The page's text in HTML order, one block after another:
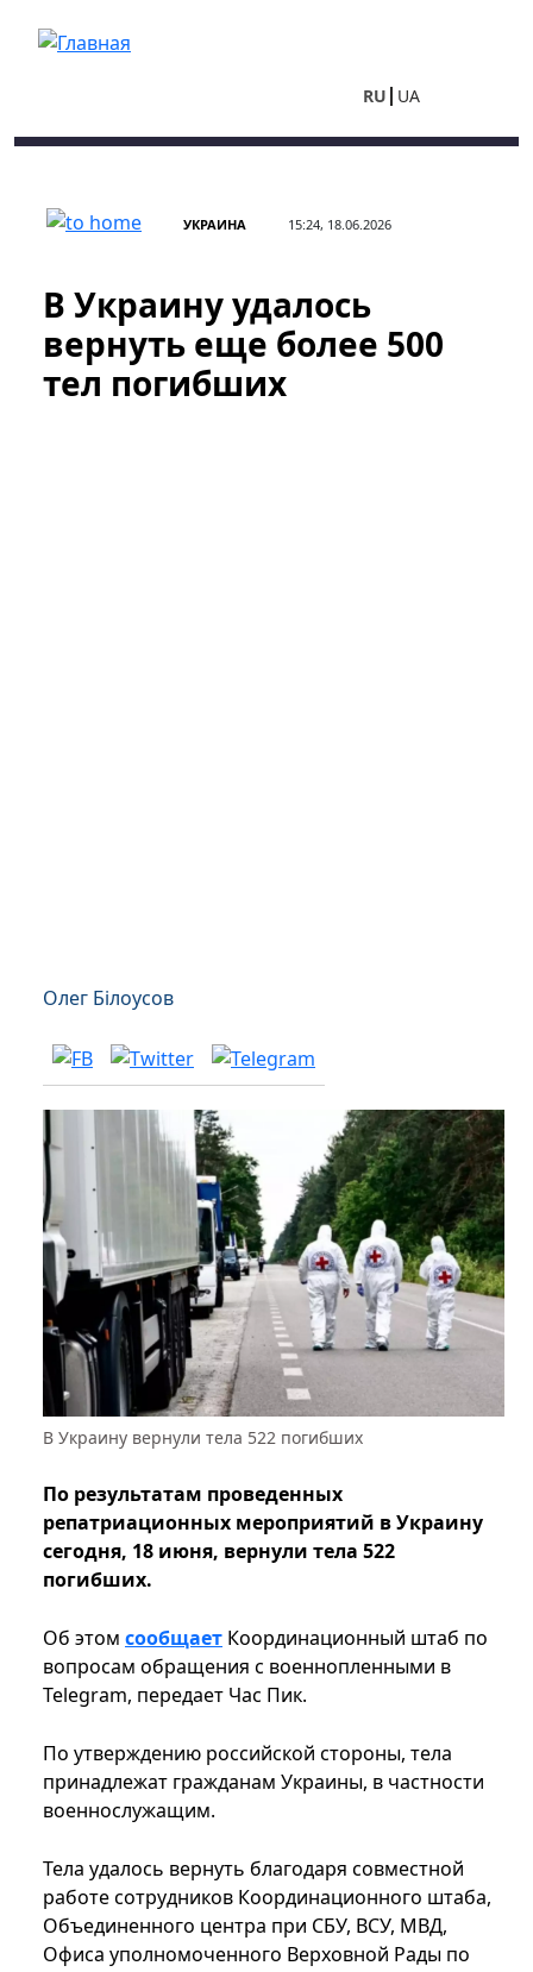
RU UA
УКРАИНА 15:24, 18.06.2026
В Украину удалось
вернуть еще более 500
тел погибших
Олег Білоусов
В Украину вернули тела 522 погибших
По результатам проведенных
репатриационных мероприятий в Украину
сегодня, 18 июня, вернули тела 522
погибших.
Об этом сообщает Координационный штаб по
вопросам обращения с военнопленными в
Telegram, передает Час Пик.
По утверждению российской стороны, тела
принадлежат гражданам Украины, в частности
военнослужащим.
Тела удалось вернуть благодаря совместной
работе сотрудников Координационного штаба,
Объединенного центра при СБУ, ВСУ, МВД,
Офиса уполномоченного Верховной Рады по